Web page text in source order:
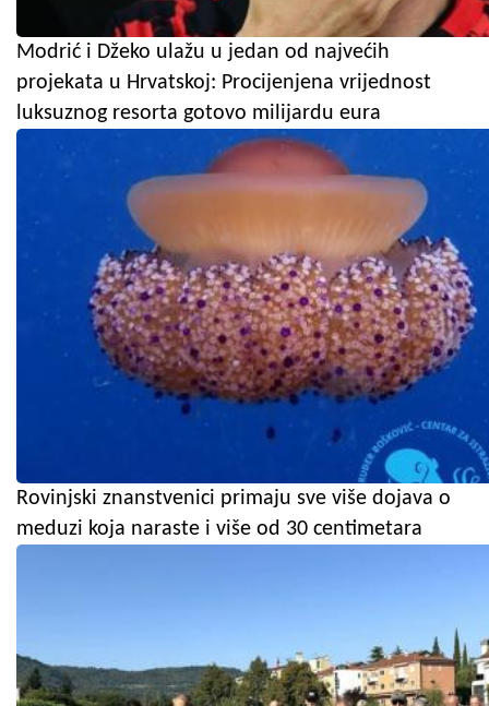
Modrić i Džeko ulažu u jedan od najvećih
projekata u Hrvatskoj: Procijenjena vrijednost
luksuznog resorta gotovo milijardu eura
Rovinjski znanstvenici primaju sve više dojava o
meduzi koja naraste i više od 30 centimetara